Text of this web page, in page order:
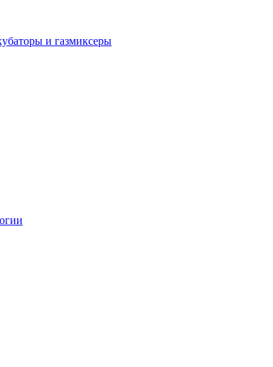
и газмиксеры